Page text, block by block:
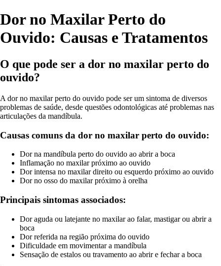
Dor no Maxilar Perto do
Ouvido: Causas e Tratamentos
O que pode ser a dor no maxilar perto do
ouvido?
A dor no maxilar perto do ouvido pode ser um sintoma de diversos
problemas de saúde, desde questões odontológicas até problemas nas
articulações da mandíbula.
Causas comuns da dor no maxilar perto do ouvido:
Dor na mandíbula perto do ouvido ao abrir a boca
Inflamação no maxilar próximo ao ouvido
Dor intensa no maxilar direito ou esquerdo próximo ao ouvido
Dor no osso do maxilar próximo à orelha
Principais sintomas associados:
Dor aguda ou latejante no maxilar ao falar, mastigar ou abrir a
boca
Dor referida na região próxima do ouvido
Dificuldade em movimentar a mandíbula
Sensação de estalos ou travamento ao abrir e fechar a boca